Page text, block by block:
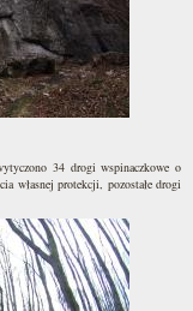
34 drogi wspinaczkowe o
własnej protekcji, pozostałe drogi